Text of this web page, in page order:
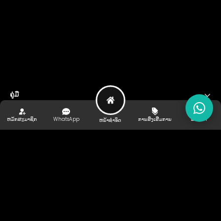
ຄູ່ມື
ຊ່ວຍເຫຼືອ ແລະ ສະຫນັບສະຫນູນ
ຜູ້ໃຫ້ການສັ່ງຊື້
ຫມັກສະມາຊິກ WhatsApp ຫນ້າທໍາອິດ ການສົ່ງເສີມການ ແນະນຳ